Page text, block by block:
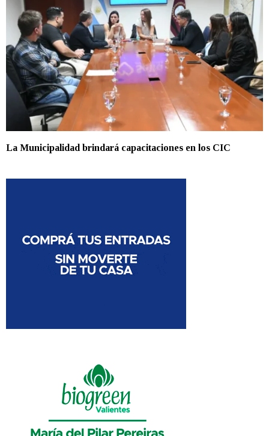
La Municipalidad brindará capacitaciones en los CIC